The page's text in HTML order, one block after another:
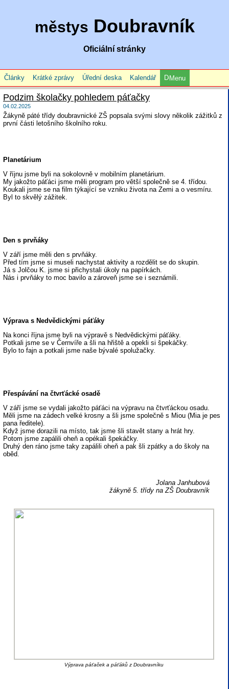
městys Doubravník
Oficiální stránky
Články Krátké zprávy Úřední deska Kalendář Menu
Podzim školačky pohledem páťačky
04.02.2025
Žákyně páté třídy doubravnické ZŠ popsala svými slovy několik zážitků z
první části letošního školního roku.
Planetárium
V říjnu jsme byli na sokolovně v mobilním planetárium.
My jakožto páťáci jsme měli program pro větší společně se 4. třídou.
Koukali jsme se na film týkající se vzniku života na Zemi a o vesmíru.
Byl to skvělý zážitek.
Den s prvňáky
V září jsme měli den s prvňáky.
Před tím jsme si museli nachystat aktivity a rozdělit se do skupin.
Já s Jolčou K. jsme si přichystali úkoly na papírkách.
Nás i prvňáky to moc bavilo a zároveň jsme se i seznámili.
Výprava s Nedvědickými páťáky
Na konci října jsme byli na výpravě s Nedvědickými páťáky.
Potkali jsme se v Černvíře a šli na hřiště a opekli si špekáčky.
Bylo to fajn a potkali jsme naše bývalé spolužačky.
Přespávání na čtvrťácké osadě
V září jsme se vydali jakožto páťáci na výpravu na čtvrťáckou osadu.
Měli jsme na zádech velké krosny a šli jsme společně s Miou (Mia je pes
pana ředitele).
Když jsme dorazili na místo, tak jsme šli stavět stany a hrát hry.
Potom jsme zapálili oheň a opékali špekáčky.
Druhý den ráno jsme taky zapálili oheň a pak šli zpátky a do školy na
oběd.
Jolana Janhubová
žákyně 5. třídy na ZŠ Doubravník
Výprava páťaček a páťáků z Doubravníku